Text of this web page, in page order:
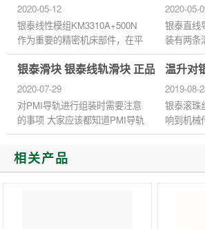
及线性滑轨的导引滑块。线性...
怎样正确
2020-05-12
银泰线性模组KM3310A+500N
作为重要的精密机床部件，在平
时使用过程中，需要正确的操作
才能防止一些非正常的磨损，才
能确保模组的速度、精度及使用
2020-05-
银泰直线
装有两条
轨上有两
稳定性。
基准导轨
银泰滑块 银泰线轨滑块 正品厂家代理
2020-07-29
对PMI导轨进行组装时需要注意
的事项 大家应该都知道PMI导轨
其实属于比较高质量的产品，因
为其设计比较合理且操作简单，
但是在运用的过程中还是难免
温升对
2019-08-
银泰滚珠
响到机械
是高速且
相关产品